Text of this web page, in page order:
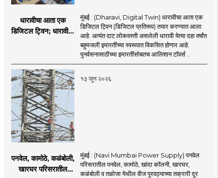
धारावीचा आता एक
डिजिटल ट्विन; धारावीची
मुंबई : (Dharavi, Digital Twin) धारावीचा आता एक
डिजिटल ट्विन (डिजिटल प्रतिरूप) तयार करण्यात आला
आहे. अत्यंत दाट लोकवस्ती असलेली धारावी येत्या दहा वर्षांत
बहुमजली इमारतींच्या स्वरूपात विकसित होणार आहे.
पुनर्वसनासाठीच्या इमारतींसोबतच आलिशान टॉवर्स ..
१३ जून २०२६
पनवेल, कामोठे, कळंबोली,
खारघर परिसरातील
मुंबई : (Navi Mumbai Power Supply) पनवेल
परिसरातील पनवेल, कामोठे, खांदा कॉलनी, खारघर,
कळंबोली व तळोजा येथील वीज पुरवठ्याच्या तक्रारी दूर